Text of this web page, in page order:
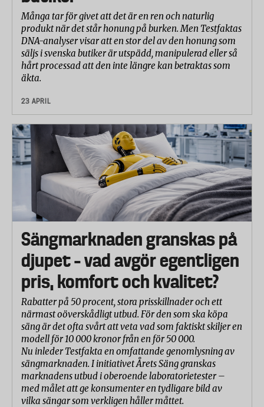
Många tar för givet att det är en ren och naturlig
produkt när det står honung på burken. Men Testfaktas
DNA-analyser visar att en stor del av den honung som
säljs i svenska butiker är utspädd, manipulerad eller så
hårt processad att den inte längre kan betraktas som
äkta.
23 APRIL
Sängmarknaden granskas på
djupet – vad avgör egentligen
pris, komfort och kvalitet?
Rabatter på 50 procent, stora prisskillnader och ett
närmast oöverskådligt utbud. För den som ska köpa
säng är det ofta svårt att veta vad som faktiskt skiljer en
modell för 10 000 kronor från en för 50 000.
Nu inleder Testfakta en omfattande genomlysning av
sängmarknaden. I initiativet Årets Säng granskas
marknadens utbud i oberoende laboratorietester –
med målet att ge konsumenter en tydligare bild av
vilka sängar som verkligen håller måttet.